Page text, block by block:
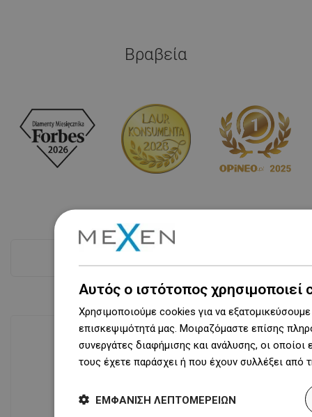
Βραβεία
Διαθεσιμότητα προϊόντων
31 000 m² με πάνω από 68 χιλιάδες
Αυτός ο ιστότοπος χρησιμοποιεί
Χρησιμοποιούμε cookies για να
επισκεψιμότητά μας. Μοιραζόμαστε επίσης
συνεργάτες διαφήμισης και ανάλυσης, οι
τους έχετε παράσχει ή που έχουν συλλέξει
ΕΜΦΆΝΙΣΗ ΛΕΠΤΟΜΕΡΕΙΏΝ